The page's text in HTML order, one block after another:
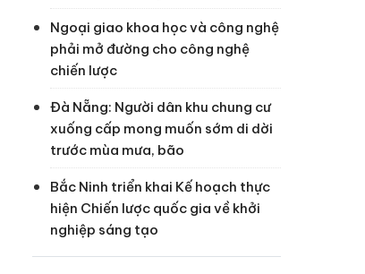
Ngoại giao khoa học và công nghệ
phải mở đường cho công nghệ
chiến lược
Đà Nẵng: Người dân khu chung cư
xuống cấp mong muốn sớm di dời
trước mùa mưa, bão
Bắc Ninh triển khai Kế hoạch thực
hiện Chiến lược quốc gia về khởi
nghiệp sáng tạo